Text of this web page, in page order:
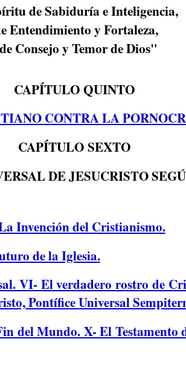
de Sabiduría e Inteligencia,
Entendimiento y Fortaleza,
de Consejo y Temor de Dios"
CAPÍTULO QUINTO
CONTRA LA
CAPÍTULO SEXTO
DE JESUCRISTO
Invención del Cristianismo.
de la Iglesia.
VI- El verdadero rostro de
Pontífice Universal
del Mundo. X- El Testamento